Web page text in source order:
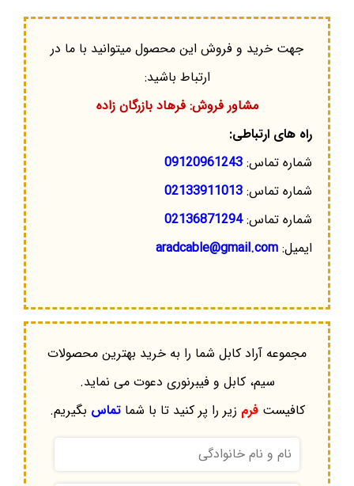
جهت خرید و فروش این محصول میتوانید با ما در
ارتباط باشید:
مشاور فروش: فرهاد بازرگان زاده
راه های ارتباطی:
شماره تماس: 09120961243
شماره تماس: 02133911013
شماره تماس:02136871294
ایمیل: aradcable@gmail.com
مجموعه آراد کابل شما را به خرید بهترین محصولات
سیم، کابل و فیبرنوری دعوت می نماید.
کافیستفرم زیر را پر کنید تا با شماتماس بگیریم.